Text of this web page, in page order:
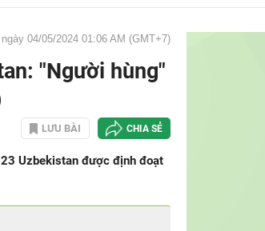
04/05/2024 01:06 AM (GMT+7)
"Người hùng"
LƯU BÀI CHIA SẺ
Uzbekistan được định đoạt